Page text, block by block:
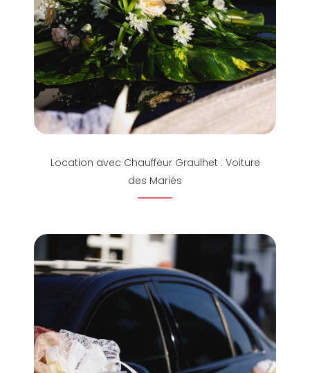
Location avec Chauffeur Graulhet : Voiture
des Mariés